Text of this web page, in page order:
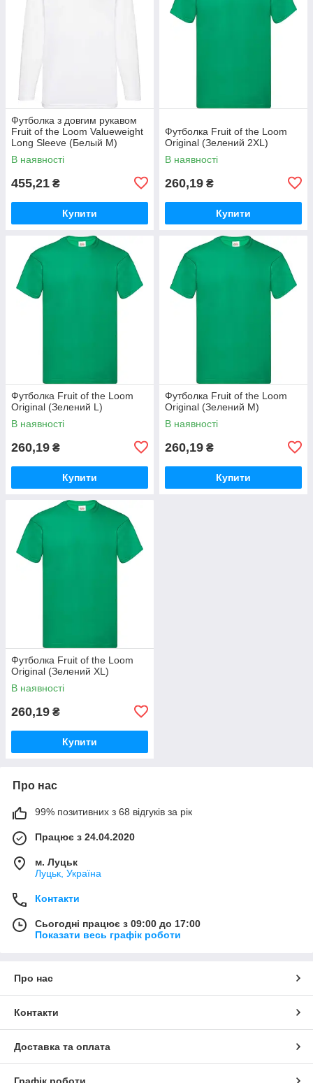
Футболка з довгим рукавом
Fruit of the Loom Valueweight
Long Sleeve (Белый М)
В наявності
455,21 ₴
Купити
Футболка Fruit of the Loom
Original (Зелений 2XL)
В наявності
260,19 ₴
Купити
Футболка Fruit of the Loom
Original (Зелений L)
В наявності
260,19 ₴
Купити
Футболка Fruit of the Loom
Original (Зелений М)
В наявності
260,19 ₴
Купити
Футболка Fruit of the Loom
Original (Зелений XL)
В наявності
260,19 ₴
Купити
Про нас
99% позитивних з 68 відгуків за рік
Працює з 24.04.2020
м. Луцьк
Луцьк, Україна
Контакти
Сьогодні працює з 09:00 до 17:00
Показати весь графік роботи
Про нас
Контакти
Доставка та оплата
Графік роботи